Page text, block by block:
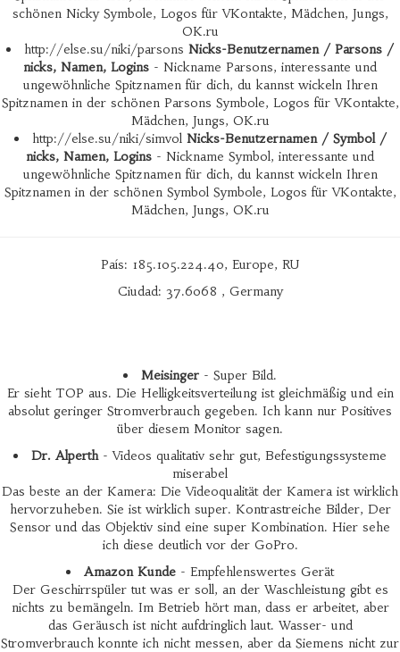
schönen Nicky Symbole, Logos für VKontakte, Mädchen, Jungs,
OK.ru
http://else.su/niki/parsons Nicks-Benutzernamen / Parsons /
nicks, Namen, Logins - Nickname Parsons, interessante und
ungewöhnliche Spitznamen für dich, du kannst wickeln Ihren
Spitznamen in der schönen Parsons Symbole, Logos für VKontakte,
Mädchen, Jungs, OK.ru
http://else.su/niki/simvol Nicks-Benutzernamen / Symbol /
nicks, Namen, Logins - Nickname Symbol, interessante und
ungewöhnliche Spitznamen für dich, du kannst wickeln Ihren
Spitznamen in der schönen Symbol Symbole, Logos für VKontakte,
Mädchen, Jungs, OK.ru
País: 185.105.224.40, Europe, RU
Ciudad: 37.6068 , Germany
Meisinger - Super Bild.
Er sieht TOP aus. Die Helligkeitsverteilung ist gleichmäßig und ein
absolut geringer Stromverbrauch gegeben. Ich kann nur Positives
über diesem Monitor sagen.
Dr. Alperth- Videos qualitativ sehr gut, Befestigungssysteme
miserabel
Das beste an der Kamera: Die Videoqualität der Kamera ist wirklich
hervorzuheben. Sie ist wirklich super. Kontrastreiche Bilder, Der
Sensor und das Objektiv sind eine super Kombination. Hier sehe
ich diese deutlich vor der GoPro.
Amazon Kunde - Empfehlenswertes Gerät
Der Geschirrspüler tut was er soll, an der Waschleistung gibt es
nichts zu bemängeln. Im Betrieb hört man, dass er arbeitet, aber
das Geräusch ist nicht aufdringlich laut. Wasser- und
Stromverbrauch konnte ich nicht messen, aber da Siemens nicht zur